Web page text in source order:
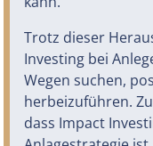
Trotz dieser
Investing bei
Wegen suchen,
herbeizuführen.
dass Impact